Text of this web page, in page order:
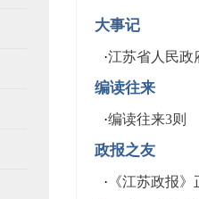
大事记
·江苏省人民政
编读往来
·编读往来3则
政报之友
· 《江苏政报